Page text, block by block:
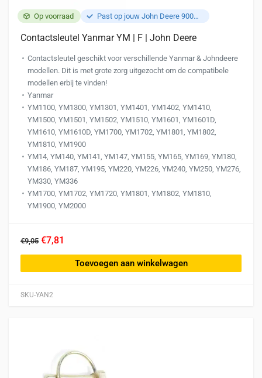
Op voorraad Past op jouw John Deere 900HC
SKU-YAN2
Contactsleutel Yanmar YM | F | John Deere
Contactsleutel geschikt voor verschillende Yanmar & Johndeere
modellen. Dit is met grote zorg uitgezocht om de compatibele
modellen erbij te vinden!
Yanmar
YM1100, YM1300, YM1301, YM1401, YM1402, YM1410,
YM1500, YM1501, YM1502, YM1510, YM1601, YM1601D,
YM1610, YM1610D, YM1700, YM1702, YM1801, YM1802,
YM1810, YM1900
YM14, YM140, YM141, YM147, YM155, YM165, YM169, YM180,
YM186, YM187, YM195, YM220, YM226, YM240, YM250, YM276,
YM330, YM336
YM1700, YM1702, YM1720, YM1801, YM1802, YM1810,
YM1900, YM2000
€9,05 €7,81
Toevoegen aan winkelwagen